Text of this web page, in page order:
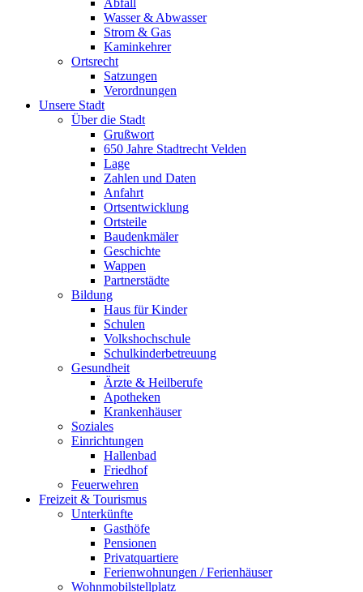
Abfall
Wasser & Abwasser
Strom & Gas
Kaminkehrer
Ortsrecht
Satzungen
Verordnungen
Unsere Stadt
Über die Stadt
Grußwort
650 Jahre Stadtrecht Velden
Lage
Zahlen und Daten
Anfahrt
Ortsentwicklung
Ortsteile
Baudenkmäler
Geschichte
Wappen
Partnerstädte
Bildung
Haus für Kinder
Schulen
Volkshochschule
Schulkinderbetreuung
Gesundheit
Ärzte & Heilberufe
Apotheken
Krankenhäuser
Soziales
Einrichtungen
Hallenbad
Friedhof
Feuerwehren
Freizeit & Tourismus
Unterkünfte
Gasthöfe
Pensionen
Privatquartiere
Ferienwohnungen / Ferienhäuser
Wohnmobilstellplatz